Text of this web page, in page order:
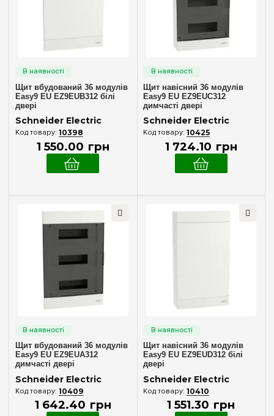
Кількість модулів
18 (+4)
24 (+4)
36
Димчаста(2)
Непрозора
Ширина, мм
256 мм
300 мм(2)
Очистити вибір
Щит вбудований 36 модулів
Easy9 EU EZ9EUB312 білі
двері
Schneider Electric
10398
1 550.00 грн
Щит навісний 36 модулів
Easy9 EU EZ9EUC312
димчасті двері
Schneider Electric
10425
1 724.10 грн
Щит вбудований 36 модулів
Easy9 EU EZ9EUA312
димчасті двері
Schneider Electric
10409
1 642.40 грн
Щит навісний 36 модулів
Easy9 EU EZ9EUD312 білі
двері
Schneider Electric
10410
1 551.30 грн